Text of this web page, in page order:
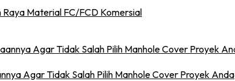
Material FC/FCD Komersial
Agar Tidak Salah Pilih Manhole Cover Proyek Anda